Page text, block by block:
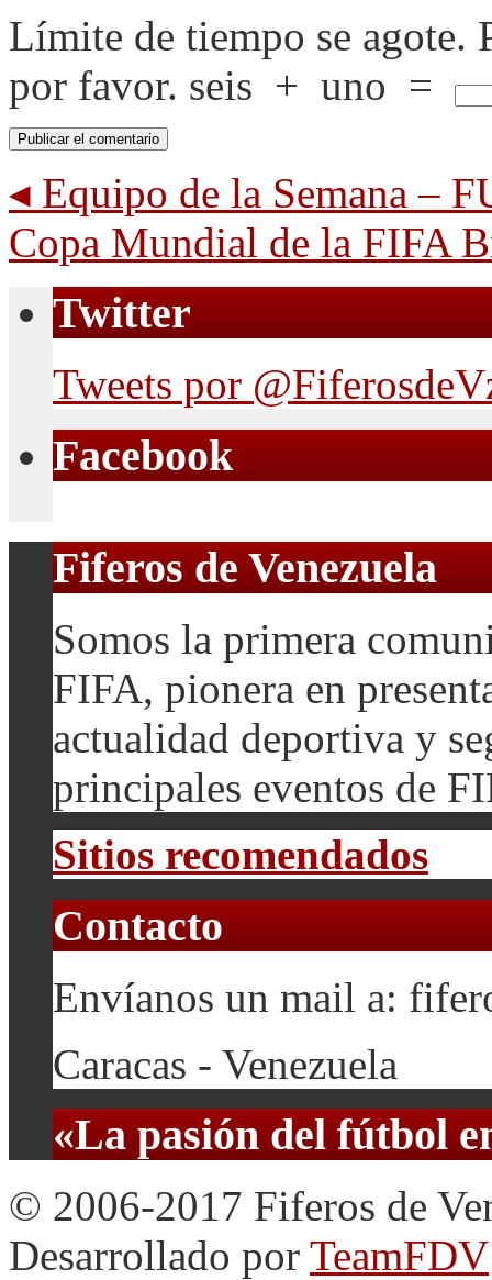
Límite de tiempo se agote.
por favor. seis + uno =
◂ Equipo de la Semana –
Copa Mundial de la FIFA
Twitter
Tweets por
Facebook
Fiferos de Venezuela
Somos la primera
FIFA, pionera en
actualidad deportiva y
principales eventos de
Sitios recomendados
Contacto
Envíanos un mail a:
Caracas - Venezuela
«La pasión del fútbol
© 2006-2017 Fiferos de
Desarrollado por TeamFDV